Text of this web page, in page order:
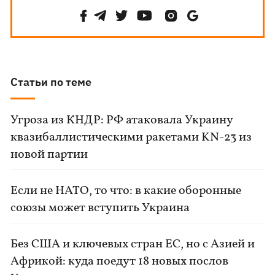
Статьи по теме
Угроза из КНДР: РФ атаковала Украину
квазибаллистическими ракетами KN-23 из
новой партии
Если не НАТО, то что: в какие оборонные
союзы может вступить Украина
Без США и ключевых стран ЕС, но с Азией и
Африкой: куда поедут 18 новых послов